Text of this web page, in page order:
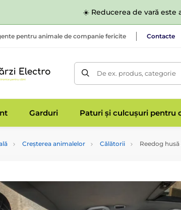
☀️ Reducerea de vară este
pentru animale de companie fericite Contacte
De ex. produs, categorie
Garduri Paturi și culcușuri pentru
Creșterea animalelor Călătorii Reedog